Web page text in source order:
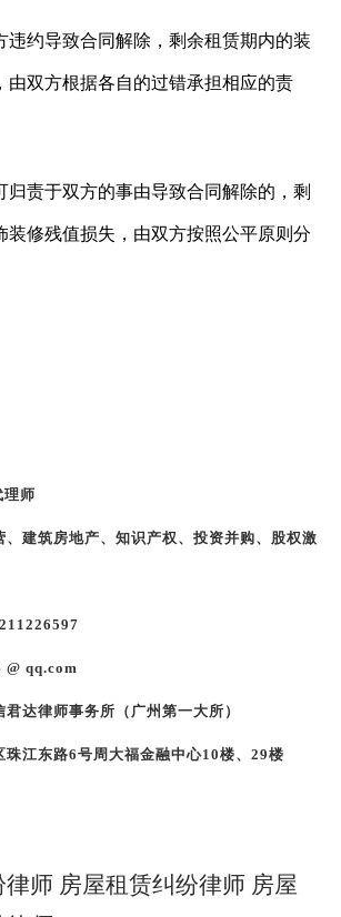
违约导致合同解除，剩余租赁期内的装
由双方根据各自的过错承担相应的责
归责于双方的事由导致合同解除的，剩
装修残值损失，由双方按照公平原则分
理师
、建筑房地产、知识产权、投资并购、股权激
@ qq.com
达律师事务所（广州第一大所）
珠江东路6号周大福金融中心10楼、 29楼
师 房屋租赁纠纷律师 房屋